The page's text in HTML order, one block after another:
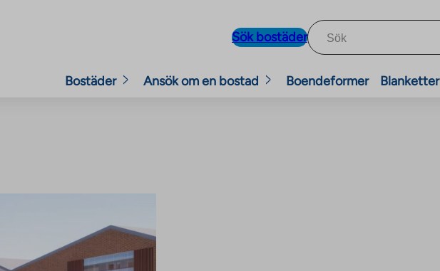
Sök bostäder
Bostäder Ansök om en bostad Boendeformer Blanketter